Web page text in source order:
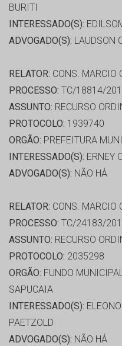
BURITI
INTERESSADO(S):
ADVOGADO(S): LAUDSON
RELATOR: CONS. MARCIO
PROCESSO: TC/18814/
ASSUNTO: RECURSO
PROTOCOLO: 1939740
ORGÃO: PREFEITURA
INTERESSADO(S): ERNEY
ADVOGADO(S): NÃO HÁ
RELATOR: CONS. MARCIO
PROCESSO: TC/24183/
ASSUNTO: RECURSO
PROTOCOLO: 2035298
ORGÃO: FUNDO
SAPUCAIA
INTERESSADO(S):
PAETZOLD
ADVOGADO(S): NÃO HÁ